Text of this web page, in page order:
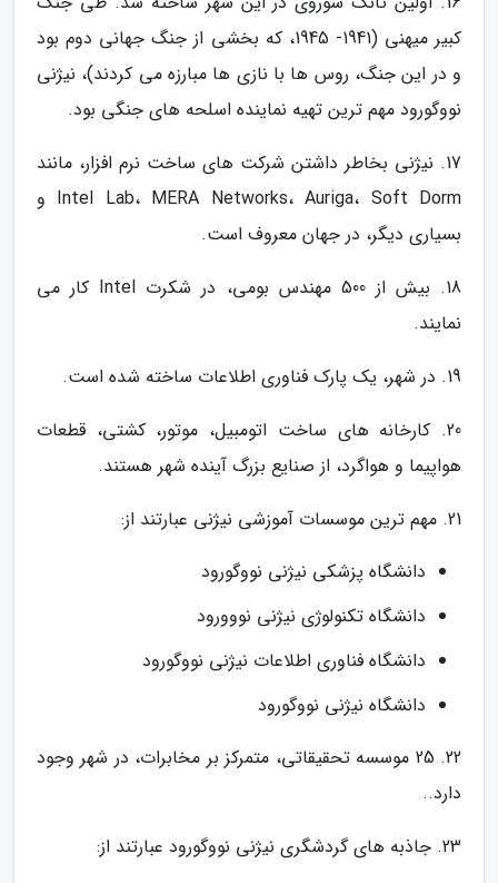
کبیر میهنی (1941- 1945، که بخشی از جنگ جهانی دوم بود
و در این جنگ، روس ها با نازی ها مبارزه می کردند)، نیژنی
نووگورود مهم ترین تهیه نماینده اسلحه های جنگی بود.
17. نیژنی بخاطر داشتن شرکت های ساخت نرم افزار، مانند
Intel Lab، MERA Networks، Auriga، Soft Dorm و
بسیاری دیگر، در جهان معروف است.
18. بیش از 500 مهندس بومی، در شکرت Intel کار می
نمایند.
19. در شهر، یک پارک فناوری اطلاعات ساخته شده است.
20. کارخانه های ساخت اتومبیل، موتور، کشتی، قطعات
هواپیما و هواگرد، از صنایع بزرگ آینده شهر هستند.
21. مهم ترین موسسات آموزشی نیژنی عبارتند از:
دانشگاه پزشکی نیژنی نووگورود
دانشگاه تکنولوژی نیژنی نووورود
دانشگاه فناوری اطلاعات نیژنی نووگورود
دانشگاه نیژنی نووگورود
22. 25 موسسه تحقیقاتی، متمرکز بر مخابرات، در شهر وجود
دارد..
23. جاذبه های گردشگری نیژنی نووگورود عبارتند از: